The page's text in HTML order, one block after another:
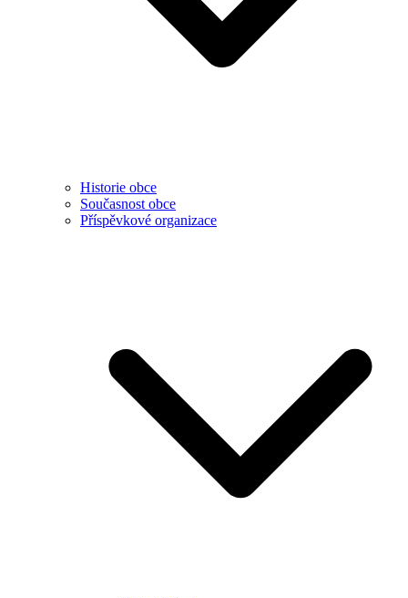
Historie obce
Současnost obce
Příspěvkové organizace